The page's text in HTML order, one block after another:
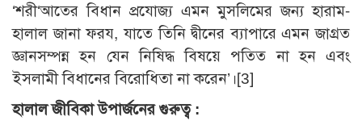
‘শরী‘আতের বিধান প্রযোজ্য এমন মুসলিমের জন্য হারাম-
হালাল জানা ফরয, যাতে তিনি দ্বীনের ব্যাপারে এমন জাগ্রত
জ্ঞানসম্পন্ন হন যেন নিষিদ্ধ বিষয়ে পতিত না হন এবং
ইসলামী বিধানের বিরোধিতা না করেন’।[3]
হালাল জীবিকা উপার্জনের গুরুত্ব :